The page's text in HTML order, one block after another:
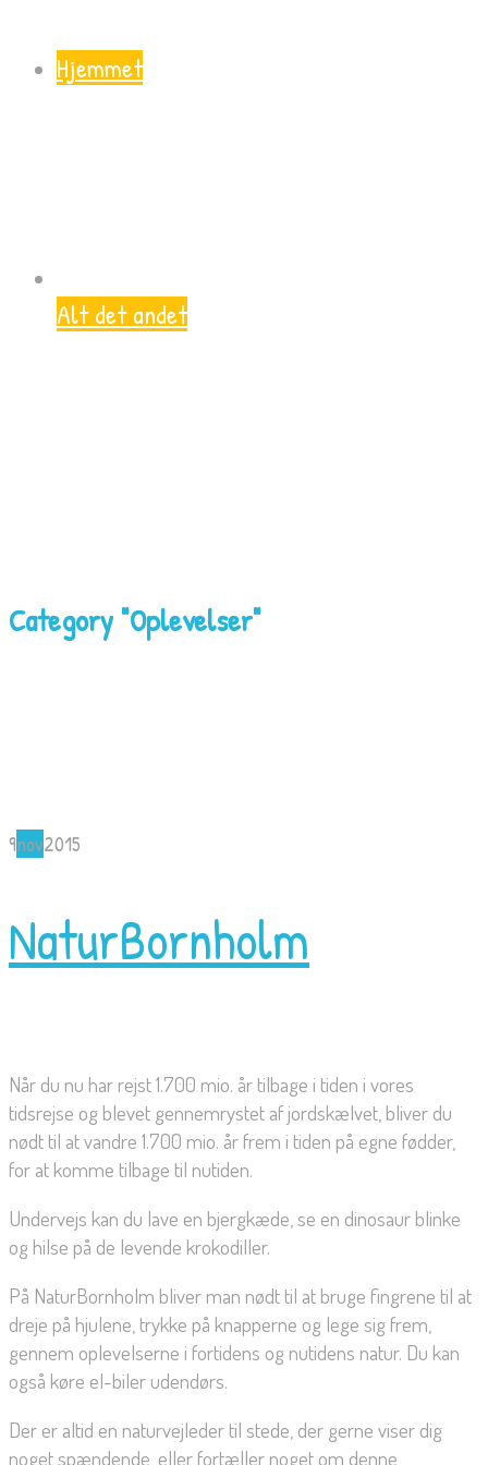
Hjemmet
Alt det andet
Category "Oplevelser"
9nov2015
NaturBornholm
Når du nu har rejst 1.700 mio. år tilbage i tiden i vores
tidsrejse og blevet gennemrystet af jordskælvet, bliver du
nødt til at vandre 1.700 mio. år frem i tiden på egne fødder,
for at komme tilbage til nutiden.
Undervejs kan du lave en bjergkæde, se en dinosaur blinke
og hilse på de levende krokodiller.
På NaturBornholm bliver man nødt til at bruge fingrene til at
dreje på hjulene, trykke på knapperne og lege sig frem,
gennem oplevelserne i fortidens og nutidens natur. Du kan
også køre el-biler udendørs.
Der er altid en naturvejleder til stede, der gerne viser dig
noget spændende, eller fortæller noget om denne